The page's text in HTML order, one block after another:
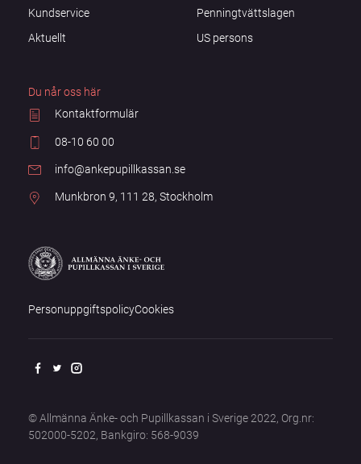
Kundservice
Aktuellt
Penningtvättslagen
US persons
Du når oss här
Kontaktformulär
08-10 60 00
info@ankepupillkassan.se
Munkbron 9, 111 28, Stockholm
PersonuppgiftspolicyCookies
© Allmänna Änke- och Pupillkassan i Sverige 2022, Org.nr:
502000-5202, Bankgiro: 568-9039